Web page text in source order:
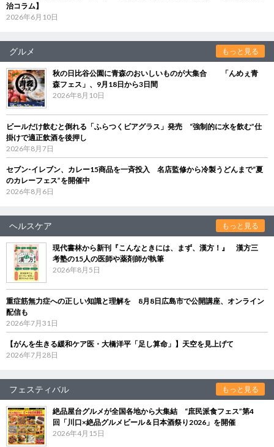
治コラム】
2026年6月10日
グルメ もっと見る
秋の日比谷公園に青森のおいしいものが大集合 「んめぇ青
森フェス」、9月18日から3日間
2026年8月10日
ビールだけ飲むと倒れる「ふらつくビアグラス」発売 “強制的に水を飲む”仕
掛けで適正飲酒を後押し
2026年8月7日
セブン‐イレブン、カレー15商品を一斉投入 名店監修から冷製うどんまで“夏
のカレーフェス”を開催中
2026年8月6日
ヘルスケア もっと見る
現代書林から新刊『こんなときには、まず、漢方！』 漢方三
考塾の15人の医師や薬剤師が執筆
2026年8月5日
重症筋無力症への正しい知識と理解を 8月8日広島市で公開講座、オンライン
配信も
2026年7月31日
【がんを生きる緩和ケア医・大橋洋平「足し算命」】天空を見上げて
2026年7月28日
フェスティバル もっと見る
絶品屋台グルメが全国各地から大集結 “庶民派食フェス”第4
回「川口×絶品グルメビール＆日本酒祭り2026」を開催
2026年4月15日